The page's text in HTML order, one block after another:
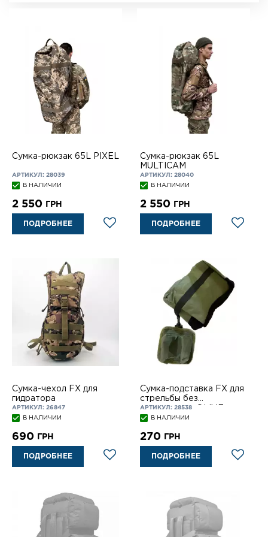
Сумка-рюкзак 65L PIXEL
АРТИКУЛ: 28039
В НАЛИЧИИ
2 550 ГРН
ПОДРОБНЕЕ
Сумка-рюкзак 65L
MULTICAM
АРТИКУЛ: 28040
В НАЛИЧИИ
2 550 ГРН
ПОДРОБНЕЕ
Сумка-чехол FX для
гидратора
АРТИКУЛ: 26847
В НАЛИЧИИ
690 ГРН
ПОДРОБНЕЕ
Сумка-подставка FX для
стрельбы без
наполнителя OLIVE
(комплект)
АРТИКУЛ: 28538
В НАЛИЧИИ
270 ГРН
ПОДРОБНЕЕ